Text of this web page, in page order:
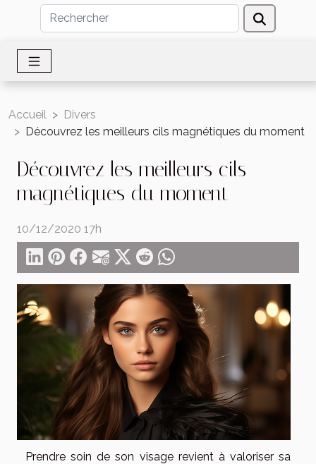
Accueil
Divers
Découvrez les meilleurs cils magnétiques du moment
Découvrez les meilleurs cils
magnétiques du moment
10/12/2020 17h
Prendre soin de son visage revient à valoriser sa